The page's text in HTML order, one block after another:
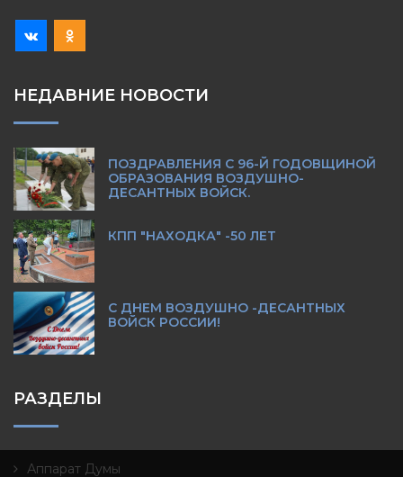
НЕДАВНИЕ НОВОСТИ
ПОЗДРАВЛЕНИЯ С 96-Й ГОДОВЩИНОЙ
ОБРАЗОВАНИЯ ВОЗДУШНО-
ДЕСАНТНЫХ ВОЙСК.
КПП "НАХОДКА" -50 ЛЕТ
С ДНЕМ ВОЗДУШНО -ДЕСАНТНЫХ
ВОЙСК РОССИИ!
РАЗДЕЛЫ
Аппарат Думы